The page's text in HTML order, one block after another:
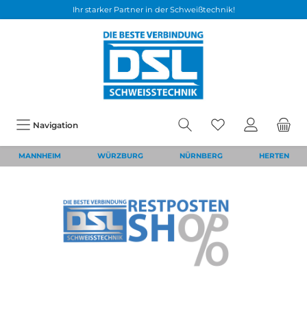
Ihr starker Partner in der Schweißtechnik!
Navigation
MANNHEIM WÜRZBURG NÜRNBERG HERTEN